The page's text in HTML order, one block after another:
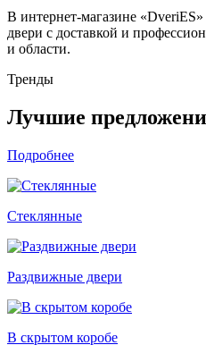
В интернет-магазине
двери с доставкой и
и области.
Тренды
Лучшие
Подробнее
Стеклянные
Раздвижные двери
В скрытом коробе